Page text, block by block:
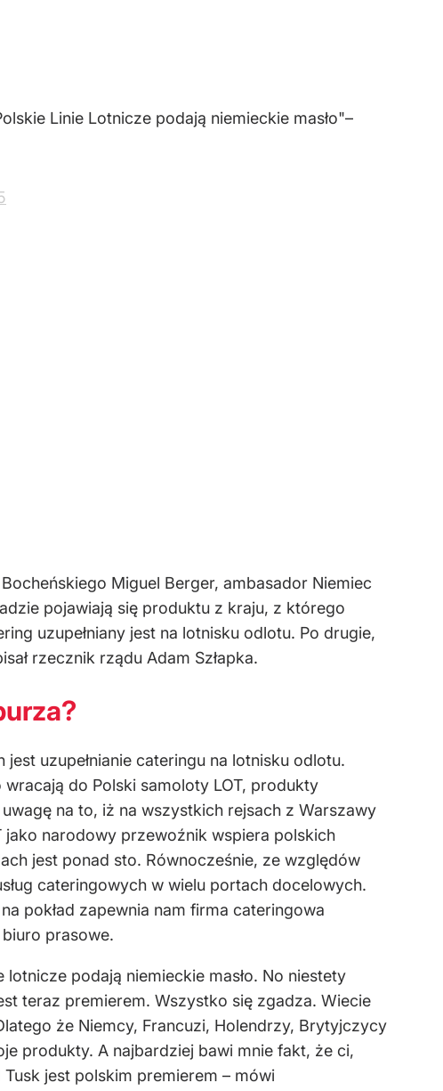
Linie Lotnicze podają niemieckie masło"–
Miguel Berger, ambasador Niemiec
pojawiają się produktu z kraju, z którego
uzupełniany jest na lotnisku odlotu. Po drugie,
rzecznik rządu Adam Szłapka.
uzupełnianie cateringu na lotnisku odlotu.
do Polski samoloty LOT, produkty
na to, iż na wszystkich rejsach z Warszawy
jako narodowy przewoźnik wspiera polskich
jest ponad sto. Równocześnie, ze względów
cateringowych w wielu portach docelowych.
pokład zapewnia nam firma cateringowa
prasowe.
podają niemieckie masło. No niestety
teraz premierem. Wszystko się zgadza. Wiecie
że Niemcy, Francuzi, Holendrzy, Brytyjczycy
produkty. A najbardziej bawi mnie fakt, że ci,
jest polskim premierem – mówi